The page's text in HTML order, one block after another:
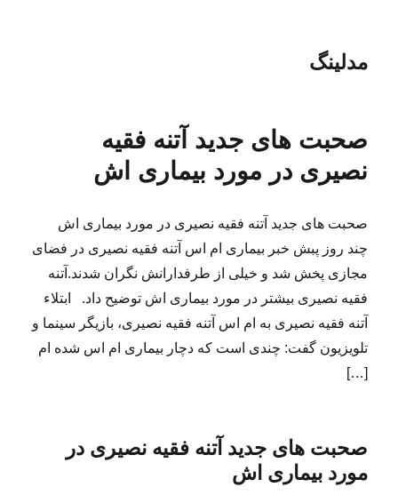
مدلینگ
صحبت های جدید آتنه فقیه
نصیری در مورد بیماری اش
صحبت های جدید آتنه فقیه نصیری در مورد بیماری اش
چند روز پبش خبر بیماری ام اس آتنه فقیه نصیری در فضای
مجازی پخش شد و خیلی از طرفدارانش نگران شدند.آتنه
فقیه نصیری بیشتر در مورد بیماری اش توضیح داد. ابتلاء
آتنه فقیه نصیری به ام اس آتنه فقیه نصیری، بازیگر سینما و
تلویزیون گفت: چندی است که دچار بیماری ام اس شده ام
[…]
صحبت های جدید آتنه فقیه نصیری در
مورد بیماری اش